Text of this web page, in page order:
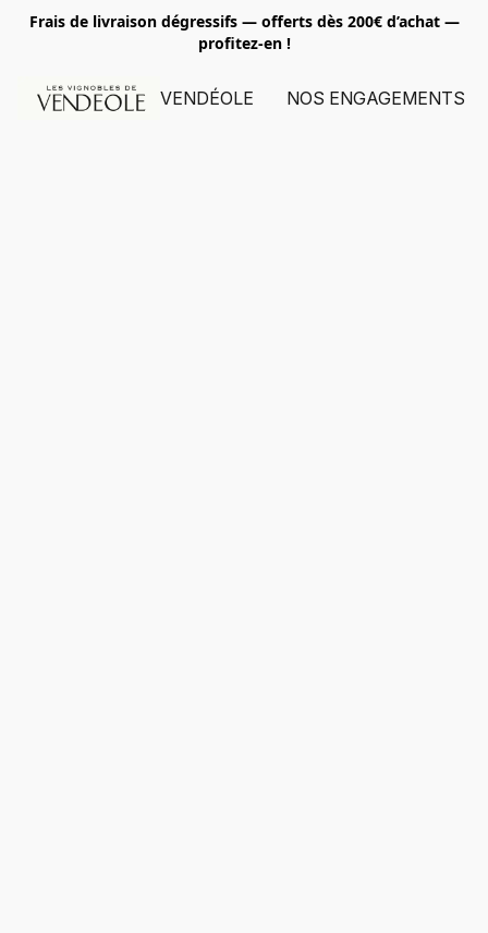
Frais de livraison dégressifs — offerts dès 200€ d’achat —
profitez-en !
VENDÉOLE NOS ENGAGEMENTS